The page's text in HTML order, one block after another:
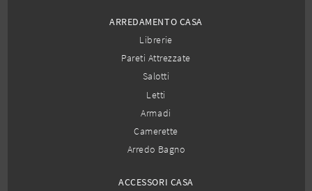
ARREDAMENTO CASA
Librerie
Pareti Attrezzate
Salotti
Letti
Armadi
Camerette
Arredo Bagno
ACCESSORI CASA